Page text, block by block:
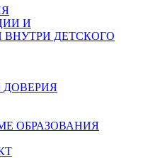
И
ДЕТСКОГО
ДОВЕРИЯ
ОБРАЗОВАНИЯ